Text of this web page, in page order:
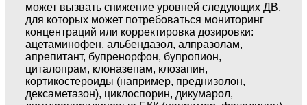
может вызвать снижение уровней следующих ДВ,
для которых может потребоваться мониторинг
концентраций или корректировка дозировки:
ацетаминофен, альбендазол, алпразолам,
апрепитант, бупренорфон, бупропион,
циталопрам, клоназепам, клозапин,
кортикостероиды (например, преднизолон,
дексаметазон), циклоспорин, дикумарол,